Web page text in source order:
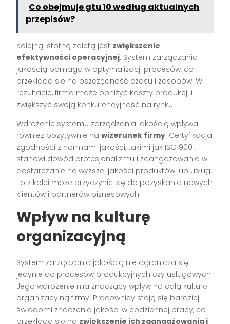
Co obejmuje gtu 10 według aktualnych
przepisów?
Kolejną istotną zaletą jest zwiększenie
efektywności operacyjnej. System zarządzania
jakością pomaga w optymalizacji procesów, co
przekłada się na oszczędność czasu i zasobów. W
rezultacie, firma może obniżyć koszty produkcji i
zwiększyć swoją konkurencyjność na rynku.
Wdrożenie systemu zarządzania jakością wpływa
również pozytywnie nawizerunek firmy. Certyfikacja
zgodności z normami jakości, takimi jak ISO 9001,
stanowi dowód profesjonalizmu i zaangażowania w
dostarczanie najwyższej jakości produktów lub usług.
To z kolei może przyczynić się do pozyskania nowych
klientów i partnerów biznesowych.
Wpływ na kulturę
organizacyjną
System zarządzania jakością nie ogranicza się
jedynie do procesów produkcyjnych czy usługowych.
Jego wdrożenie ma znaczący wpływ na całą kulturę
organizacyjną firmy. Pracownicy stają się bardziej
świadomi znaczenia jakości w codziennej pracy, co
przekłada się na zwiększenie ich zaangażowania i